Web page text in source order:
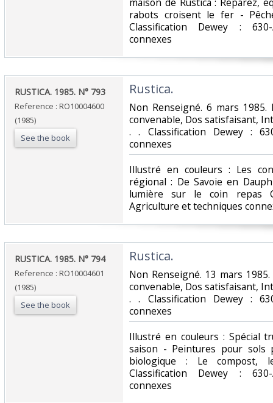
rabots croisent le fer -
Classification Dewey :
connexes‎
‎RUSTICA. 1985. N° 793‎
Reference : RO10004600
(1985)
See the book
‎Rustica.‎
‎Non Renseigné. 6 mars 1985.
convenable, Dos satisfaisant,
. . Classification Dewey :
connexes‎
‎Illustré en couleurs : Les
régional : De Savoie en
lumière sur le coin repas
Agriculture et techniques
‎RUSTICA. 1985. N° 794‎
Reference : RO10004601
(1985)
See the book
‎Rustica.‎
‎Non Renseigné. 13 mars
convenable, Dos satisfaisant,
. . Classification Dewey :
connexes‎
‎Illustré en couleurs : Spécial
saison - Peintures pour sols
biologique : Le compost,
Classification Dewey :
connexes‎